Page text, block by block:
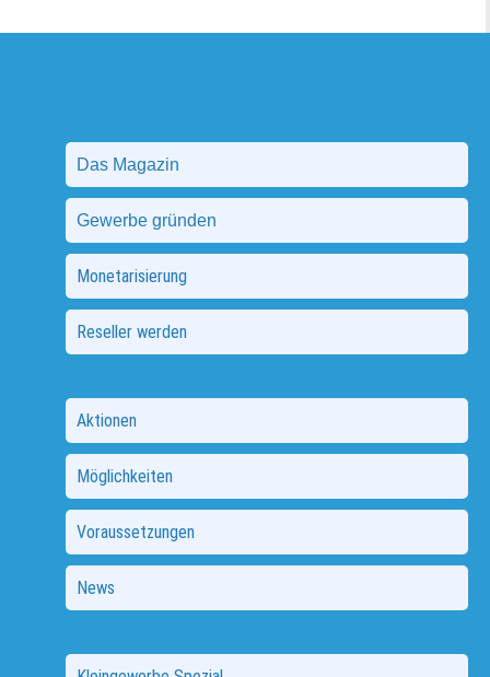
Das Magazin
Gewerbe gründen
Monetarisierung
Reseller werden
Aktionen
Möglichkeiten
Voraussetzungen
News